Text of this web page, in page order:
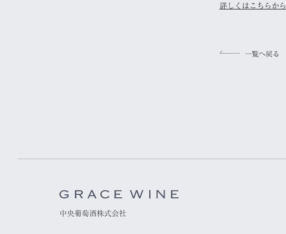
詳しくはこちらから
一覧へ戻る
中央葡萄酒株式会社